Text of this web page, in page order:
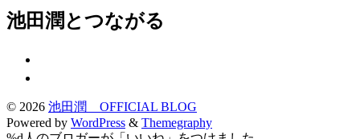
池田潤とつながる
© 2026 池田潤 OFFICIAL BLOG
Powered by WordPress & Themegraphy